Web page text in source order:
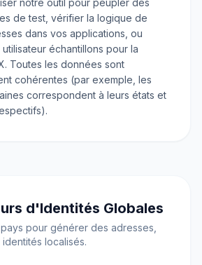
notre outil pour peupler des
de test, vérifier la logique de
dans vos applications, ou
échantillons pour la
Toutes les données sont
cohérentes (par exemple, les
correspondent à leurs états et
d'Identités Globales
pour générer des adresses,
localisés.